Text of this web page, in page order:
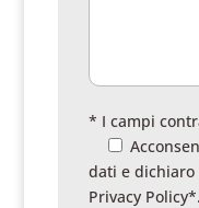
* I campi
dati e dichiaro
Privacy Policy*.